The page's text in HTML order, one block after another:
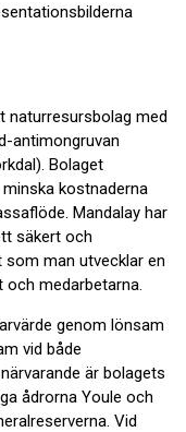
naturresursbolag med
antimongruvan
Bolaget
kostnaderna
Mandalay har
säkert och
man utvecklar en
och medarbetarna.
genom lönsam
vid både
är bolagets
ådrorna Youle och
Vid